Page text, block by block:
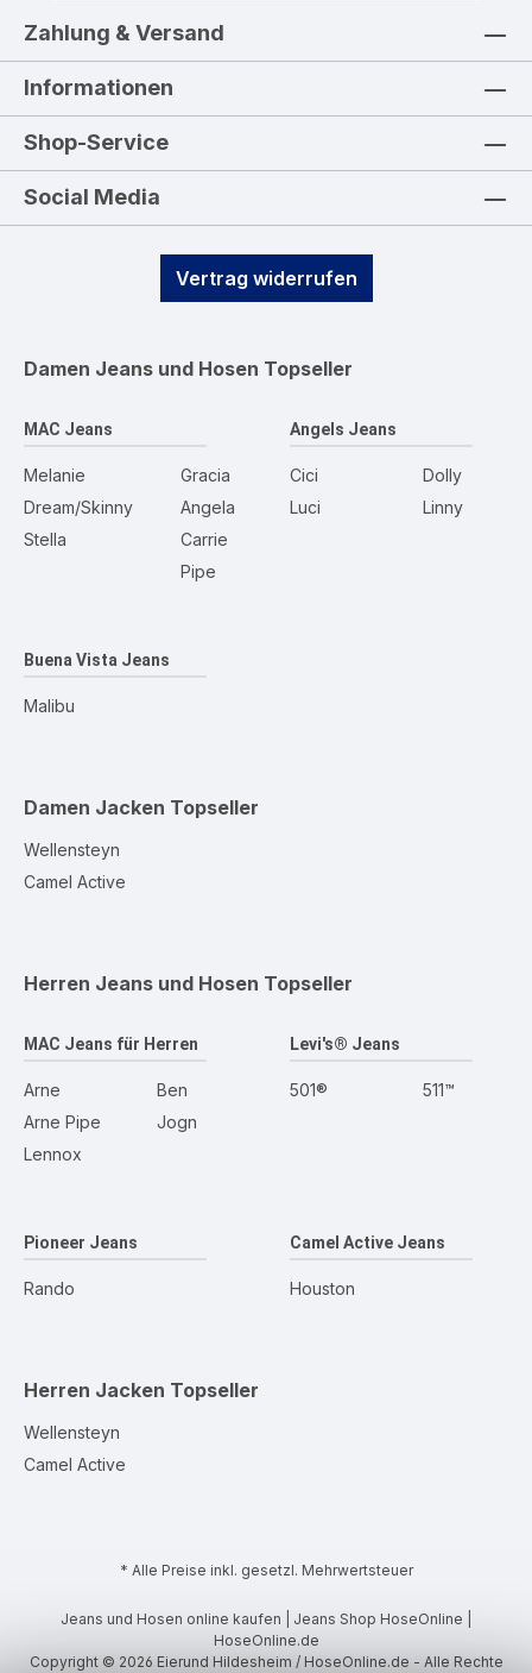
Zahlung & Versand
Informationen
Shop-Service
Social Media
Vertrag widerrufen
Damen Jeans und Hosen Topseller
MAC Jeans
Melanie
Dream/Skinny
Stella
Gracia
Angela
Carrie
Pipe
Angels Jeans
Cici
Luci
Dolly
Linny
Buena Vista Jeans
Malibu
Damen Jacken Topseller
Wellensteyn
Camel Active
Herren Jeans und Hosen Topseller
MAC Jeans für Herren
Arne
Arne Pipe
Lennox
Ben
Jogn
Levi's® Jeans
501® 511™
Pioneer Jeans
Rando
Camel Active Jeans
Houston
Herren Jacken Topseller
Wellensteyn
Camel Active
* Alle Preise inkl. gesetzl. Mehrwertsteuer
Jeans und Hosen online kaufen | Jeans Shop HoseOnline |
HoseOnline.de
Copyright © 2026 Eierund Hildesheim / HoseOnline.de - Alle Rechte